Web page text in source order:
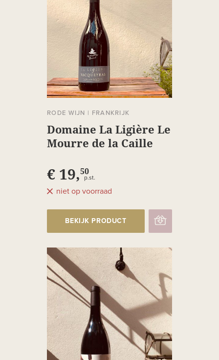
RODE WIJN | FRANKRIJK
Domaine La Ligière Le
Mourre de la Caille
€ 19,50
p.st.
niet op voorraad
BEKIJK PRODUCT